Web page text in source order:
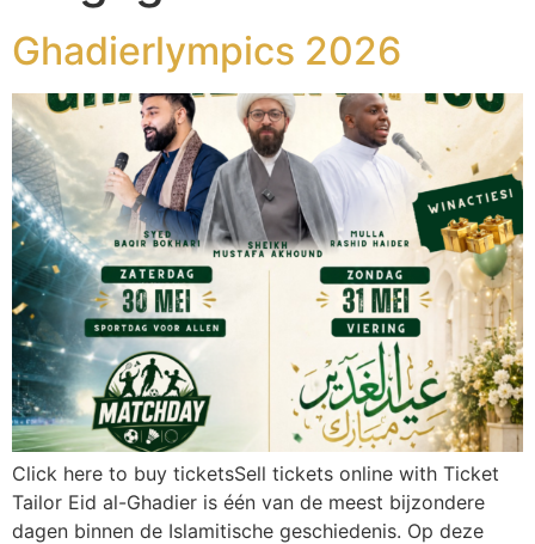
Ghadierlympics 2026
Click here to buy ticketsSell tickets online with Ticket
Tailor Eid al-Ghadier is één van de meest bijzondere
dagen binnen de Islamitische geschiedenis. Op deze